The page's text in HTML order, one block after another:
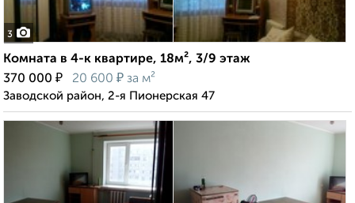
3
Комната в 4-к квартире, 18м², 3/9 этаж
370 000 ₽ 20 600 ₽ за м²
Заводской район, 2-я Пионерская 47